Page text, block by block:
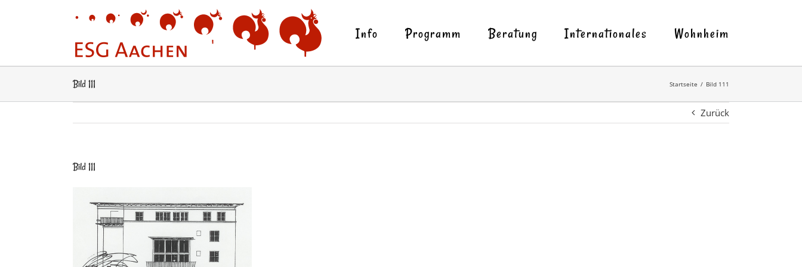
Info Programm Beratung Internationales Wohnheim
Bild 111 Startseite Bild 111
Zurück
Bild 111